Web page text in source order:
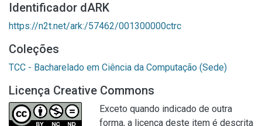
Identificador dARK
https://n2t.net/ark:/57462/001300000ctrc
Coleções
TCC - Bacharelado em Ciência da Computação (Sede)
Licença Creative Commons
Exceto quando indicado de outra
forma, a licença deste item é descrita